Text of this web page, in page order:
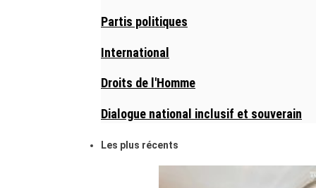
Partis politiques
International
Droits de l'Homme
Dialogue national inclusif et souverain
Les plus récents